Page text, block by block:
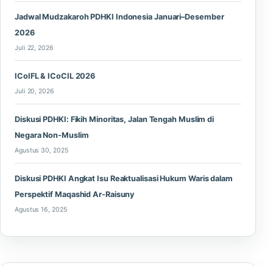
Jadwal Mudzakaroh PDHKI Indonesia Januari–Desember
2026
Juli 22, 2026
ICoIFL & ICoCIL 2026
Juli 20, 2026
Diskusi PDHKI: Fikih Minoritas, Jalan Tengah Muslim di
Negara Non-Muslim
Agustus 30, 2025
Diskusi PDHKI Angkat Isu Reaktualisasi Hukum Waris dalam
Perspektif Maqashid Ar-Raisuny
Agustus 16, 2025